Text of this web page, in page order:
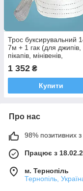
Трос буксирувальний
7м + 1 гак (для джипів,
пікапів, мінівенів,
мікроавтобусів)
1 352 ₴
Купити
Про нас
98% позитивних з
Працює з
м. Тернопіль
Тернопіль,